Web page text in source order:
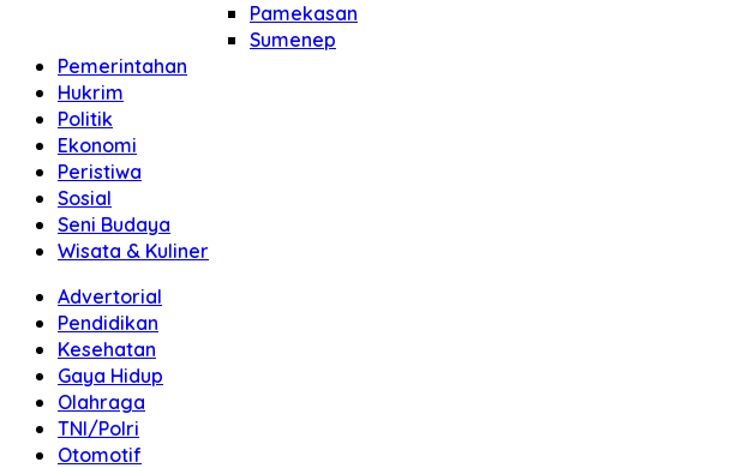
Pamekasan
Sumenep
Pemerintahan
Hukrim
Politik
Ekonomi
Peristiwa
Sosial
Seni Budaya
Wisata & Kuliner
Advertorial
Pendidikan
Kesehatan
Gaya Hidup
Olahraga
TNI/Polri
Otomotif